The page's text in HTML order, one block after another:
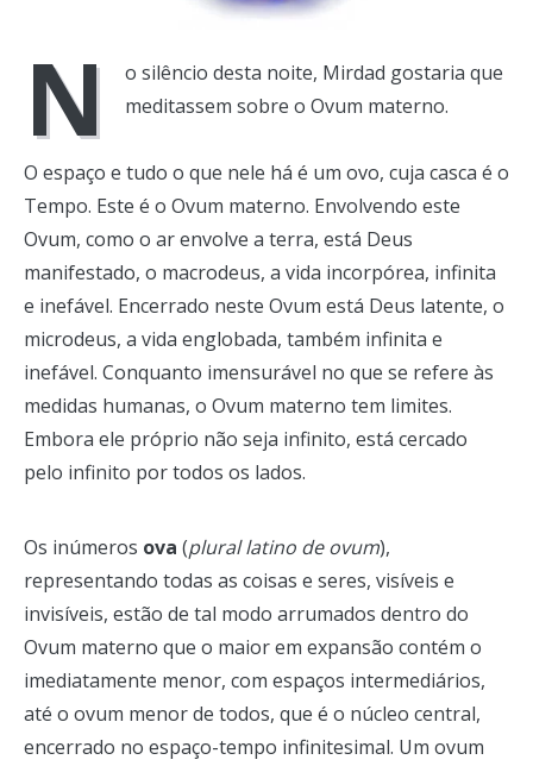
N
o silêncio desta noite, Mirdad gostaria que
meditassem sobre o Ovum materno.
O espaço e tudo o que nele há é um ovo, cuja casca é o
Tempo. Este é o Ovum materno. Envolvendo este
Ovum, como o ar envolve a terra, está Deus
manifestado, o macrodeus, a vida incorpórea, infinita
e inefável. Encerrado neste Ovum está Deus latente, o
microdeus, a vida englobada, também infinita e
inefável. Conquanto imensurável no que se refere às
medidas humanas, o Ovum materno tem limites.
Embora ele próprio não seja infinito, está cercado
pelo infinito por todos os lados.
Os inúmeros ova (plural latino de ovum),
representando todas as coisas e seres, visíveis e
invisíveis, estão de tal modo arrumados dentro do
Ovum materno que o maior em expansão contém o
imediatamente menor, com espaços intermediários,
até o ovum menor de todos, que é o núcleo central,
encerrado no espaço-tempo infinitesimal. Um ovum